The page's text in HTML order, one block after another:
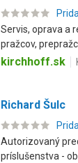
Servis, oprava a
pražcov,
kirchhoff.sk
Richard Šulc
Autorizovaný
príslušenstva -